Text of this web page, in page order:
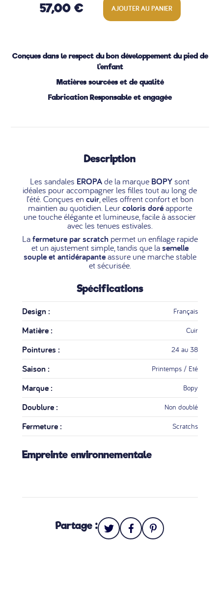
57,00 € AJOUTER AU PANIER
Conçues dans le respect du bon développement du pied de
l'enfant
Matières sourcées et de qualité
Fabrication Responsable et engagée
Description
Les sandales EROPAde la marque BOPYsont
idéales pour accompagner les filles tout au long de
l’été. Conçues en cuir, elles offrent confort et bon
maintien au quotidien. Leurcoloris doréapporte
une touche élégante et lumineuse, facile à associer
avec les tenues estivales.
Lafermeture par scratchpermet un enfilage rapide
et un ajustement simple, tandis que lasemelle
souple et antidérapanteassure une marche stable
et sécurisée.
Spécifications
Design : Français
Matière : Cuir
Pointures : 24 au 38
Saison : Printemps / Eté
Marque : Bopy
Doublure : Non doublé
Fermeture : Scratchs
Empreinte environnementale
Partage :